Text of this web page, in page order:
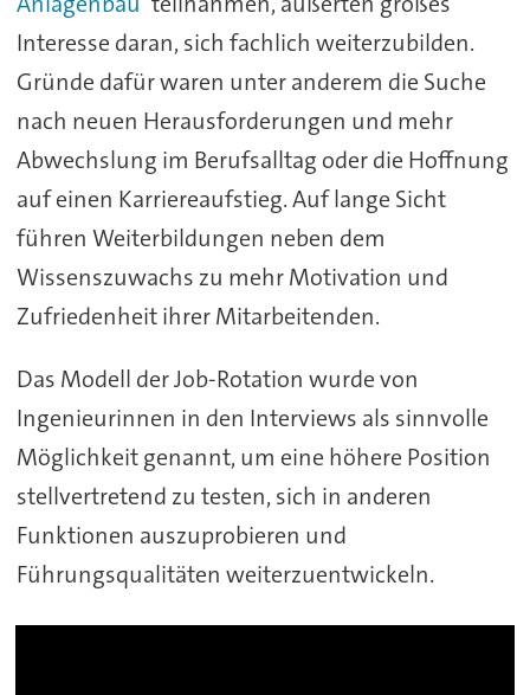
Interesse daran, sich fachlich weiterzubilden.
Gründe dafür waren unter anderem die Suche
nach neuen Herausforderungen und mehr
Abwechslung im Berufsalltag oder die Hoffnung
auf einen Karriereaufstieg. Auf lange Sicht
führen Weiterbildungen neben dem
Wissenszuwachs zu mehr Motivation und
Zufriedenheit ihrer Mitarbeitenden.
Das Modell der Job-Rotation wurde von
Ingenieurinnen in den Interviews als sinnvolle
Möglichkeit genannt, um eine höhere Position
stellvertretend zu testen, sich in anderen
Funktionen auszuprobieren und
Führungsqualitäten weiterzuentwickeln.